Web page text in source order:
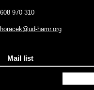
608 970 310
horacek@ud-hamr.org
Mail list